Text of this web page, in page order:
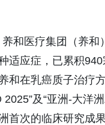
和医疗集团（养
适应症，已累积
和在乳癌质子治疗
及“亚洲-大洋
首次的临床研究成